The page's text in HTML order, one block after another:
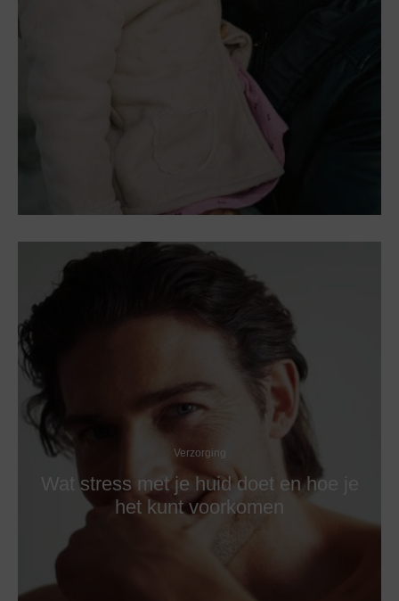
Verzorging
Wat stress met je huid doet en hoe je
het kunt voorkomen